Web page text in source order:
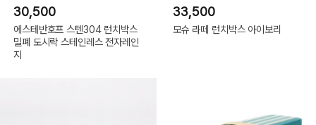
30,500
에스테반호프 스텐304 런치박스
밀폐 도시락 스테인레스 전자레인
지
33,500
모슈 라떼 런치박스 아이보리